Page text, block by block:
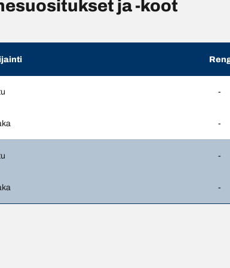
ja -koot
-
-
-
-